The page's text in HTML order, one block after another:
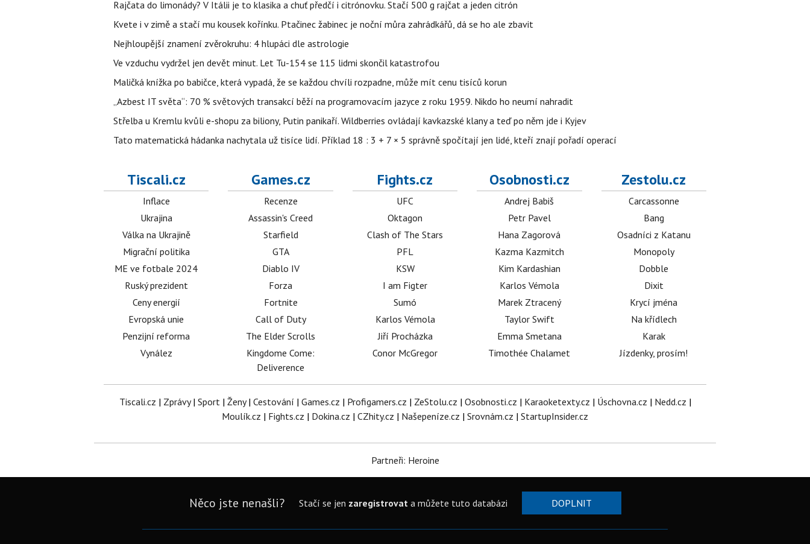
Rajčata do limonády? V Itálii je to klasika a chuť předčí i citrónovku. Stačí 500 g rajčat a jeden citrón
Kvete i v zimě a stačí mu kousek kořínku. Ptačinec žabinec je noční můra zahrádkářů, dá se ho ale zbavit
Nejhloupější znamení zvěrokruhu: 4 hlupáci dle astrologie
Ve vzduchu vydržel jen devět minut. Let Tu-154 se 115 lidmi skončil katastrofou
Maličká knížka po babičce, která vypadá, že se každou chvíli rozpadne, může mít cenu tisíců korun
„Azbest IT světa“: 70 % světových transakcí běží na programovacím jazyce z roku 1959. Nikdo ho neumí nahradit
Střelba u Kremlu kvůli e-shopu za biliony, Putin panikaří. Wildberries ovládají kavkazské klany a teď po něm jde i Kyjev
Tato matematická hádanka nachytala už tisíce lidí. Příklad 18 : 3 + 7 × 5 správně spočítají jen lidé, kteří znají pořadí operací
Tiscali.cz
Inflace
Ukrajina
Válka na Ukrajině
Migrační politika
ME ve fotbale 2024
Ruský prezident
Ceny energií
Evropská unie
Penzijní reforma
Vynález
Games.cz
Recenze
Assassin's Creed
Starfield
GTA
Diablo IV
Forza
Fortnite
Call of Duty
The Elder Scrolls
Kingdome Come:
Deliverence
Fights.cz
UFC
Oktagon
Clash of The Stars
PFL
KSW
I am Figter
Sumó
Karlos Vémola
Jiří Procházka
Conor McGregor
Osobnosti.cz
Andrej Babiš
Petr Pavel
Hana Zagorová
Kazma Kazmitch
Kim Kardashian
Karlos Vémola
Marek Ztracený
Taylor Swift
Emma Smetana
Timothée Chalamet
Zestolu.cz
Carcassonne
Bang
Osadníci z Katanu
Monopoly
Dobble
Dixit
Krycí jména
Na křídlech
Karak
Jízdenky, prosím!
Tiscali.cz | Zprávy| Sport| Ženy| Cestování | Games.cz | Profigamers.cz | ZeStolu.cz | Osobnosti.cz | Karaoketexty.cz | Úschovna.cz | Nedd.cz |
Moulík.cz | Fights.cz | Dokina.cz | CZhity.cz | Našepeníze.cz | Srovnám.cz | StartupInsider.cz
Partneři: Heroine
Něco jste nenašli? Stačí se jen zaregistrovata můžete tuto databázi DOPLNIT